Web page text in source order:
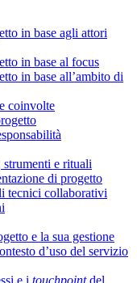
in base agli attori
in base al focus
in base all’ambito di
coinvolte
e rituali
di progetto
tecnici collaborativi
e la sua gestione
d’uso del servizio
e i touchpointdel